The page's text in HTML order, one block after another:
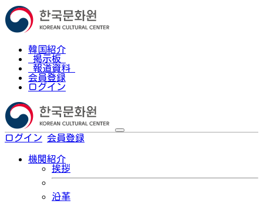
韓国紹介
掲示板
報道資料
会員登録
ログイン
ログイン 会員登録
機関紹介
挨拶
沿革